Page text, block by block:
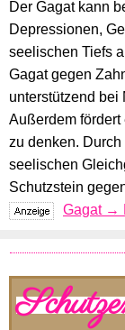
Der Gagat kann
Depressionen,
seelischen Tiefs
Gagat gegen
unterstützend bei
Außerdem
zu denken.
seelischen
Schutzstein
Gagat →